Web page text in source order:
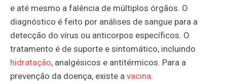
e até mesmo a falência de múltiplos órgãos. O
diagnóstico é feito por análises de sangue para a
detecção do vírus ou anticorpos específicos. O
tratamento é de suporte e sintomático, incluindo
hidratação, analgésicos e antitérmicos. Para a
prevenção da doença, existe a vacina.